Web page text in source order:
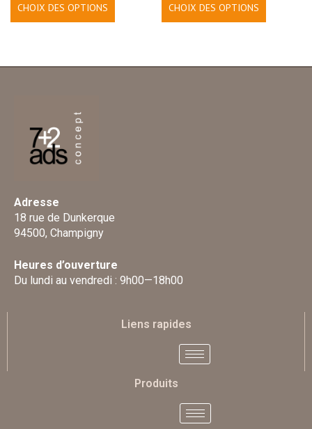
CHOIX DES OPTIONS CHOIX DES OPTIONS
Adresse
18 rue de Dunkerque
94500, Champigny
Heures d’ouverture
Du lundi au vendredi : 9h00—18h00
Liens rapides
Produits